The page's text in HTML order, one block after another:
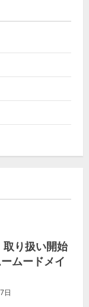
取り扱い開始
ムードメイ
日